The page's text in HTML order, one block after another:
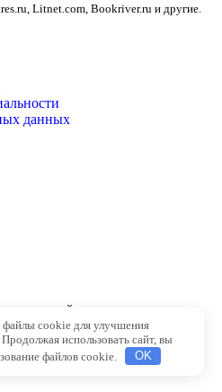
Litnet.com, Bookriver.ru и другие.
данных
сайта разрешено только с
файлы cookie для улучшения
использовать сайт, вы
файлов cookie.
OK